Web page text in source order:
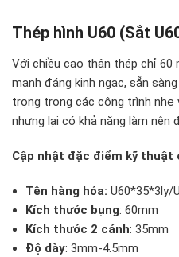
Thép hình U60 (Sắt
Với chiều cao thân thép chỉ 60
mạnh đáng kinh ngạc, sẵn
trọng trong các công trình nhẹ
nhưng lại có khả năng làm nên
Cập nhật đặc điểm kỹ thuật
Tên hàng hóa: U60*35*3ly/
Kích thước bụng: 60mm
Kích thước 2 cánh: 35mm
Độ dày: 3mm-4.5mm